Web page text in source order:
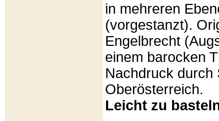
in mehreren
(vorgestanzt).
Engelbrecht
einem barocken
Nachdruck durch
Oberösterreich.
Leicht zu